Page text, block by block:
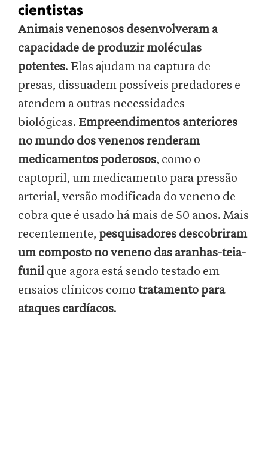
cientistas
Animais venenosos desenvolveram a
capacidade de produzir moléculas
potentes. Elas ajudam na captura de
presas, dissuadem possíveis predadores e
atendem a outras necessidades
biológicas. Empreendimentos anteriores
no mundo dos venenos renderam
medicamentos poderosos, como o
captopril, um medicamento para pressão
arterial, versão modificada do veneno de
cobra que é usado há mais de 50 anos. Mais
recentemente, pesquisadores descobriram
um composto no veneno das aranhas-teia-
funil que agora está sendo testado em
ensaios clínicos como tratamento para
ataques cardíacos.